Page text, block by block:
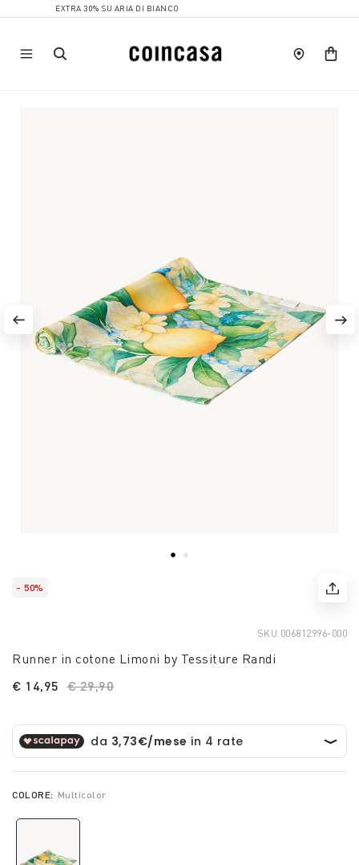
EXTRA 30% SU ARIA DI BIANCO
- 50%
SKU. 006812996-000
Runner in cotone Limoni by Tessiture Randi
Price reduced from
€ 29,90
€ 14,95
COLORE: Multicolor